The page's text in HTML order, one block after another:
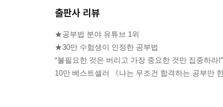
“내게 정말로 맞는, 내 행복을 위한 공부의 방법을
고하고 그것을 분석의 대상으로 삼는 것은 중요
에 적용해보고 내게 맞는 방식으로 다듬어가는 노
---p.34
출판사 리뷰
★공부법 분야 유튜브 1위
★30만 수험생이 인정한 공부법
“불필요한 것은 버리고 가장 중요한 것만 집중하라!”
10만 베스트셀러 《나는 무조건 합격하는 공부만